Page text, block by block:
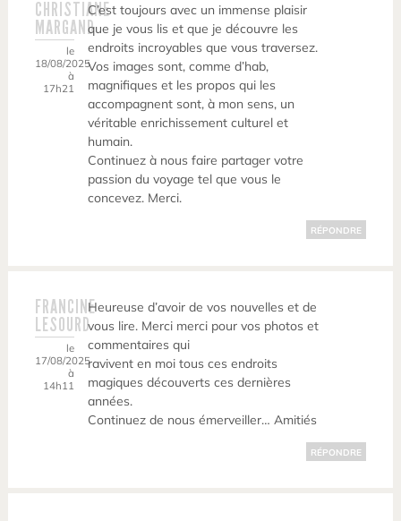
CHRISTIANE
MARGAND
le
18/08/2025
à
17h21
C’est toujours avec un immense plaisir
que je vous lis et que je découvre les
endroits incroyables que vous traversez.
Vos images sont, comme d’hab,
magnifiques et les propos qui les
accompagnent sont, à mon sens, un
véritable enrichissement culturel et
humain.
Continuez à nous faire partager votre
passion du voyage tel que vous le
concevez. Merci.
RÉPONDRE
FRANCINE
LESOURD
le
17/08/2025
à
14h11
Heureuse d’avoir de vos nouvelles et de
vous lire. Merci merci pour vos photos et
commentaires qui
ravivent en moi tous ces endroits
magiques découverts ces dernières
années.
Continuez de nous émerveiller… Amitiés
RÉPONDRE